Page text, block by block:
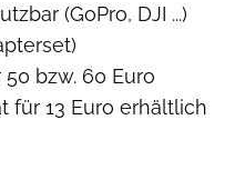
(GoPro, DJI ...)
50 bzw. 60 Euro
für 13 Euro erhältlich